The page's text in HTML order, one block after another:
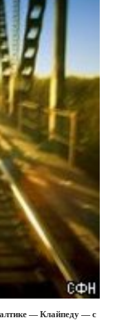
— Клайпеду — с